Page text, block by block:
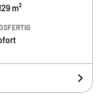
m²